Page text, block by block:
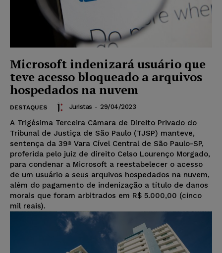
Microsoft indenizará usuário que
teve acesso bloqueado a arquivos
hospedados na nuvem
DESTAQUES Juristas - 29/04/2023
A Trigésima Terceira Câmara de Direito Privado do
Tribunal de Justiça de São Paulo (TJSP) manteve,
sentença da 39ª Vara Cível Central de São Paulo-SP,
proferida pelo juiz de direito Celso Lourenço Morgado,
para condenar a Microsoft a reestabelecer o acesso
de um usuário a seus arquivos hospedados na nuvem,
além do pagamento de indenização a título de danos
morais que foram arbitrados em R$ 5.000,00 (cinco
mil reais).